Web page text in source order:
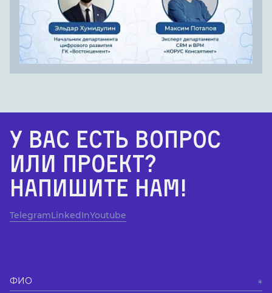
У Вас есть вопрос
или проект?
Напишите нам!
TelegramLinkedInYoutube